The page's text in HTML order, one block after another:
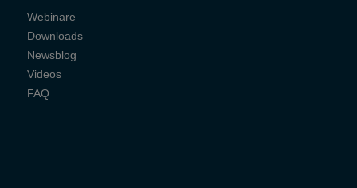
Webinare
Downloads
Newsblog
Videos
FAQ